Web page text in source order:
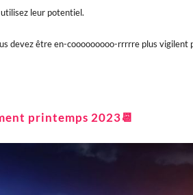
leur potentiel.
devez être en-cooooooooo-rrrrre plus vigilent
printemps 2023📆